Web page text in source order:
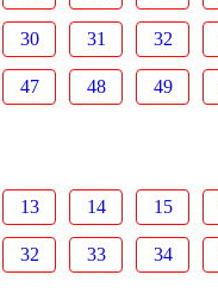
30 31 32
47 48 49
13 14 15
32 33 34